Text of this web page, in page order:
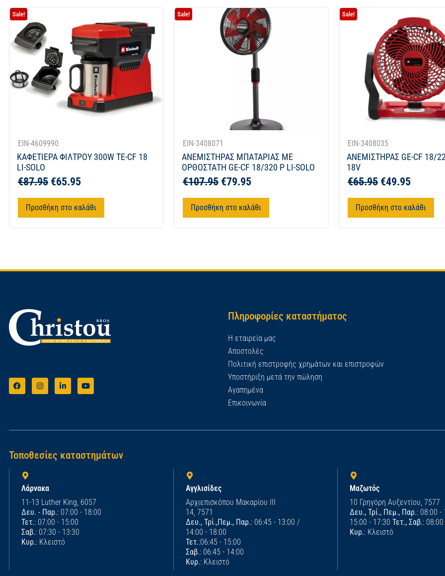
Sale!
EIN-4609990
ΚΑΦΕΤΙΕΡΑ ΦΙΛΤΡΟΥ 300W TE-CF 18
LI-SOLO
€87.95 €65.95
Προσθήκη στο καλάθι
Sale!
EIN-3408071
ΑΝΕΜΙΣΤΗΡΑΣ ΜΠΑΤΑΡΙΑΣ ΜΕ
ΟΡΘΟΣΤΑΤΗ GE-CF 18/320 P LI-SOLO
€107.95 €79.95
Προσθήκη στο καλάθι
Sale!
EIN-3408035
ΑΝΕΜΙΣΤΗΡΑΣ GE-CF 18/
18V
€65.95 €49.95
Προσθήκη στο καλάθι
Πληροφορίες καταστήματος
Η εταιρεία μας
Αποστολές
Πολιτική επιστροφής χρημάτων και επιστροφών
Υποστήριξη μετά την πώληση
Αγαπημένα
Επικοινωνία
Τοποθεσίες καταστημάτων
Λάρνακα
11-13 Luther King, 6057
Δευ. - Παρ.: 07:00 - 18:00
Τετ.: 07:00 - 15:00
Σαβ.: 07:30 - 13:30
Κυρ.: Κλειστό
Αγγλισίδες
Αρχιεπισκόπου Μακαρίου ΙΙΙ
14, 7571
Δευ., Τρί.,Πεμ., Παρ.: 06:45 - 13:00 /
14:00 - 18:00
Τετ.:06:45 - 15:00
Σαβ.: 06:45 - 14:00
Κυρ.: Κλειστό
Μαζωτός
10 Γρηγόρη Αυξεντίου, 7577
Δευ., Τρί., Πεμ., Παρ.: 08:00 -
15:00 - 17:30 Τετ., Σαβ.:
Κυρ.: Κλειστό